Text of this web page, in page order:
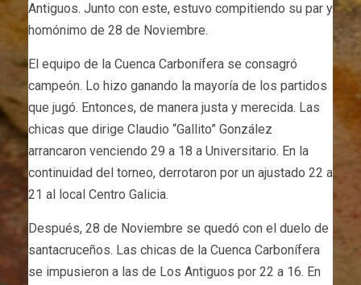
Antiguos. Junto con este, estuvo compitiendo su par y
homónimo de 28 de Noviembre.
El equipo de la Cuenca Carbonífera se consagró
campeón. Lo hizo ganando la mayoría de los partidos
que jugó. Entonces, de manera justa y merecida. Las
chicas que dirige Claudio “Gallito” González
arrancaron venciendo 29 a 18 a Universitario. En la
continuidad del torneo, derrotaron por un ajustado 22 a
21 al local Centro Galicia.
Después, 28 de Noviembre se quedó con el duelo de
santacruceños. Las chicas de la Cuenca Carbonífera
se impusieron a las de Los Antiguos por 22 a 16. En